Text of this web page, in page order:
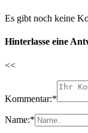
Es gibt noch keine
Hinterlasse eine
<<
Kommentar:*
Name:*